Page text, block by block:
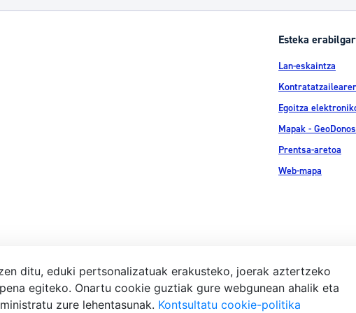
Esteka
Lan-eskaintza
Egoitza
Mapak -
Prentsa-aretoa
Web-mapa
Lege-
ditu, eduki pertsonalizatuak erakusteko, joerak aztertzeko
egiteko. Onartu cookie guztiak gure webgunean ahalik eta
zure lehentasunak. Kontsultatu cookie-politika